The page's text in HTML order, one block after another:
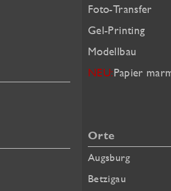
Foto-Transfer
Gel-Printing
Modellbau
NEU:Papier
Orte
Augsburg
Betzigau